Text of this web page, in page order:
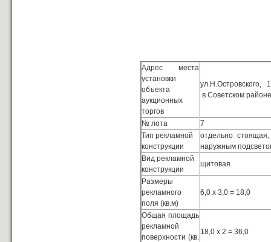
Адрес места
установки
объекта
аукционных
торгов
ул.Н.Островского,
в Советском районе
№ лота
7
Тип рекламной
конструкции
отдельно
наружным
Вид рекламной
конструкции
щитовая
Размеры
рекламного
поля (кв.м)
6,0 х 3,0 = 18,0
Общая площадь
рекламной
поверхности (кв.
18,0 х 2 = 36,0